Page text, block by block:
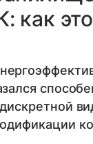
как это